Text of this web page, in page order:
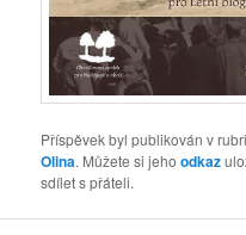
Příspěvek byl publikován v
Olina. Můžete si jehoodkaz
sdílet s přáteli.